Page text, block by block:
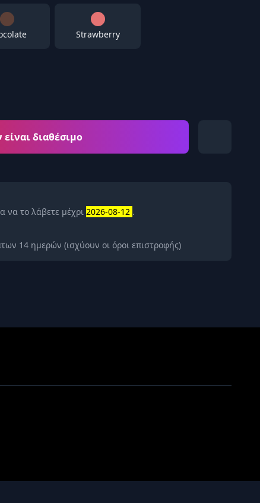
Strawberry
είναι διαθέσιμο
να το λάβετε μέχρι 2026-08-12 .
14 ημερών (ισχύουν οι όροι επιστροφής)